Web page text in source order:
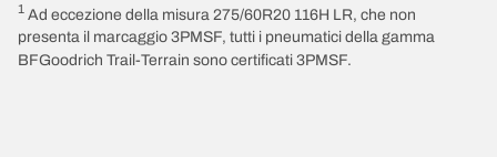
1 Ad eccezione della misura 275/60R20 116H LR, che non
presenta il marcaggio 3PMSF, tutti i pneumatici della gamma
BFGoodrich Trail-Terrain sono certificati 3PMSF.